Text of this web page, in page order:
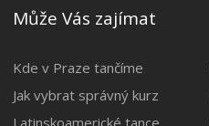
Může Vás zajímat
Kde v Praze tančíme
Jak vybrat správný kurz
Latinskoamerické tance